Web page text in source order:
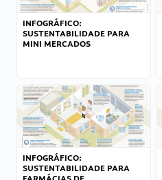
INFOGRÁFICO:
SUSTENTABILIDADE PARA
MINI MERCADOS
INFOGRÁFICO:
SUSTENTABILIDADE PARA